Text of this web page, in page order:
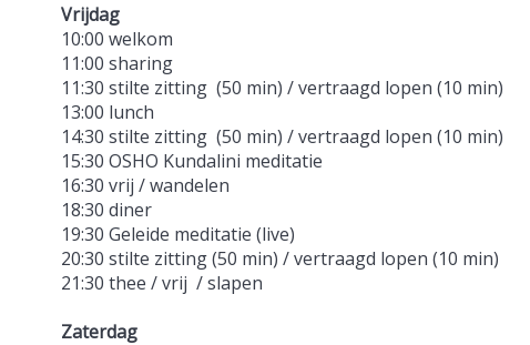
Vrijdag
10:00 welkom
11:00 sharing
11:30 stilte zitting (50 min) / vertraagd lopen (10 min)
13:00 lunch
14:30 stilte zitting (50 min) / vertraagd lopen (10 min)
15:30 OSHO Kundalini meditatie
16:30 vrij / wandelen
18:30 diner
19:30 Geleide meditatie (live)
20:30 stilte zitting (50 min) / vertraagd lopen (10 min)
21:30 thee / vrij / slapen
Zaterdag